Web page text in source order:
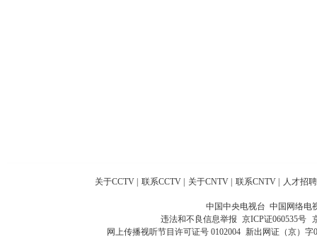
关于CCTV 联系CCTV 关于CNTV 联系CNTV 人才招聘
中国中央电视台 中国网络电
违法和不良信息举报 京ICP证060535号
网上传播视听节目许可证号 0102004 新出网证（京）